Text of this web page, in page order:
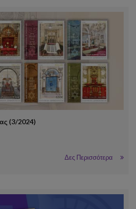
(3/2024)
Δες Περισσότερα